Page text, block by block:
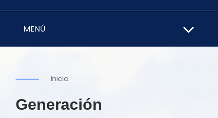
MENÚ
Inicio
Generación